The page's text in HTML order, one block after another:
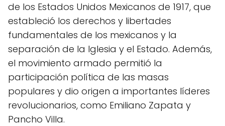
de los Estados Unidos Mexicanos de 1917, que
estableció los derechos y libertades
fundamentales de los mexicanos y la
separación de la Iglesia y el Estado. Además,
el movimiento armado permitió la
participación política de las masas
populares y dio origen a importantes líderes
revolucionarios, como Emiliano Zapata y
Pancho Villa.